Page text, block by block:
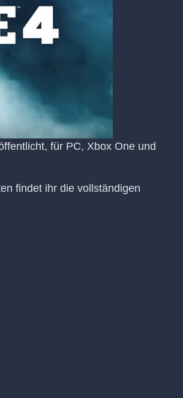
für PC, Xbox One und
findet ihr die vollständigen